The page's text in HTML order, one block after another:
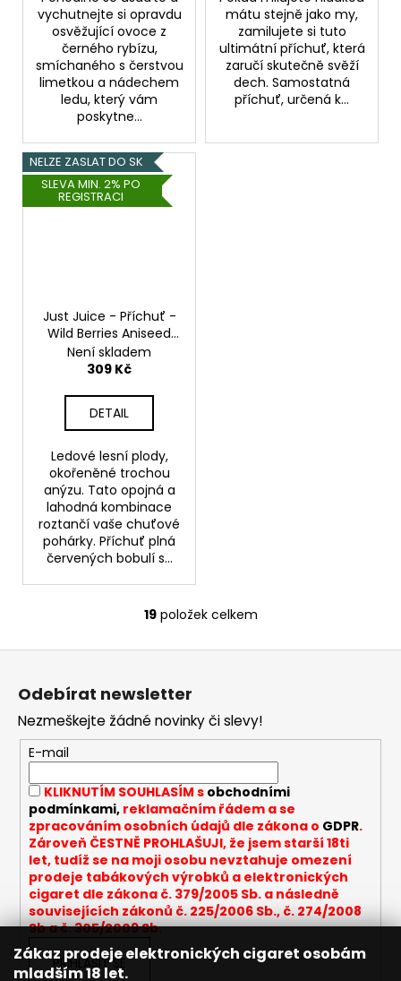
Zákaz prodeje elektronických cigaret osobám
mladším 18 let.
vychutnejte si opravdu
osvěžující ovoce z
černého rybízu,
smíchaného s čerstvou
limetkou a nádechem
ledu, který vám
poskytne...
mátu stejně jako my,
zamilujete si tuto
ultimátní příchuť, která
zaručí skutečně svěží
dech. Samostatná
příchuť, určená k...
NELZE ZASLAT DO SK
SLEVA MIN. 2% PO
REGISTRACI
Just Juice - Příchuť -
Wild Berries Aniseed
ICE - 30ml
Není skladem
309 Kč
DETAIL
Ledové lesní plody,
okořeněné trochou
anýzu. Tato opojná a
lahodná kombinace
roztančí vaše chuťové
pohárky. Příchuť plná
červených bobulí s...
O
v
a
c
í
p
r
v
k
y
v
ý
p
s
19položek celkem
Z
Odebírat newsletter
Nezmeškejte žádné novinky či slevy!
E-mail
KLIKNUTÍM SOUHLASÍM s obchodními
podmínkami,reklamačním řádem a se
zpracováním osobních údajů dle zákona o GDPR.
Zároveň ČESTNĚ PROHLAŠUJI, že jsem starší 18ti
let, tudíž se na moji osobu nevztahuje omezení
prodeje tabákových výrobků a elektronických
cigaret dle zákona č. 379/2005 Sb. a následně
souvisejících zákonů č. 225/2006 Sb., č. 274/2008
Sb a č. 305/2009 Sb.
PŘIHLÁSIT SE